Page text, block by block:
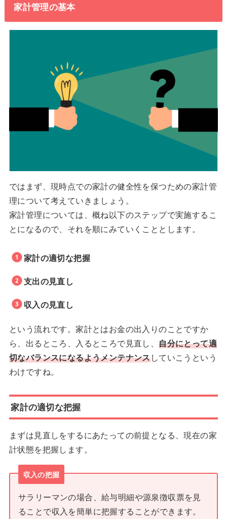
家計管理の基本
ではまず、現時点での家計の健全性を保つための家計管
理について考えていきましょう。
家計管理については、概ね以下のステップで実施するこ
とになるので、それを順にみていくこととします。
家計の適切な把握
支出の見直し
収入の見直し
という流れです。家計とはお金の出入りのことですか
ら、出るところ、入るところで見直し、自分にとって適
切なバランスになるようメンテナンスしていこうという
わけですね。
家計の適切な把握
まずは見直しをするにあたっての前提となる、現在の家
計状態を把握します。
収入の把握
サラリーマンの場合、給与明細や源泉徴収票を見
ることで収入を簡単に把握することができます。